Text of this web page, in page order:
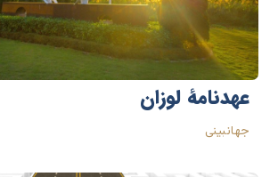
عهدنامۀ لوزان
جهانبینی